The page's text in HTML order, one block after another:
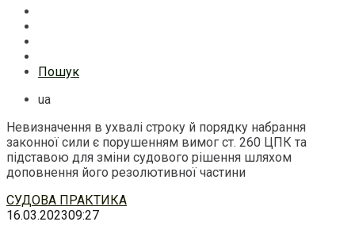
Пошук
ua
Невизначення в ухвалі строку й порядку набрання
законної сили є порушенням вимог ст. 260 ЦПК та
підставою для зміни судового рішення шляхом
доповнення його резолютивної частини
Перейти
до
СУДОВА ПРАКТИКА
16.03.202309:27